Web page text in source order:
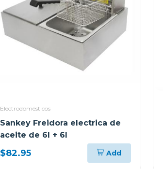
Electrodomésticos
Sankey Freidora electrica de
aceite de 6l + 6l
$82.95 Add